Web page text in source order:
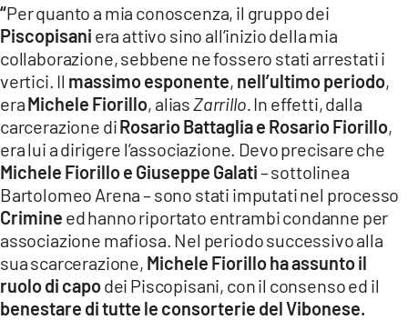
LACAPITALENEWS.IT
App
ANDROID
APPLE
“Per quanto a mia conoscenza, il gruppo dei
Piscopisani era attivo sino all’inizio della mia
collaborazione, sebbene ne fossero stati arrestati i
vertici. Il massimo esponente, nell’ultimo periodo,
eraMichele Fiorillo, alias Zarrillo. In effetti, dalla
carcerazione diRosario Battaglia e Rosario Fiorillo,
era lui a dirigere l’associazione. Devo precisare che
Michele Fiorillo e Giuseppe Galati– sottolinea
Bartolomeo Arena – sono stati imputati nel processo
Crimine ed hanno riportato entrambi condanne per
associazione mafiosa. Nel periodo successivo alla
sua scarcerazione, Michele Fiorillo ha assunto il
ruolo di capodei Piscopisani, con il consenso ed il
benestare di tutte le consorterie del Vibonese.